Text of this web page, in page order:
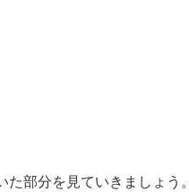
た部分を見ていきましょう。